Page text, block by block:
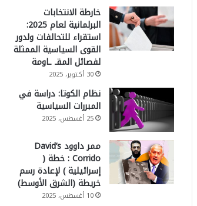
خارطة الانتخابات
البرلمانية لعام 2025:
استقراء للتحالفات ولدور
القوى السياسية الممثلة
لفصائل المقـ ـاومة
30 أكتوبر، 2025
نظام الكوتا: دراسة في
المبررات السياسية
25 أغسطس، 2025
ممر داوود David’s
Corrido : خطة (
إسرائيلية ) لإعادة رسم
خريطة (الشرق الأوسط)
10 أغسطس، 2025